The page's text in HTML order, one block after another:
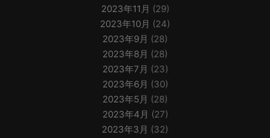
2023年11月 (29)
2023年10月 (24)
2023年9月 (28)
2023年8月 (28)
2023年7月 (23)
2023年6月 (30)
2023年5月 (28)
2023年4月 (27)
2023年3月 (32)